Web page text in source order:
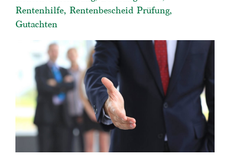
Rentenhilfe, Rentenbescheid Prüfung,
Gutachten